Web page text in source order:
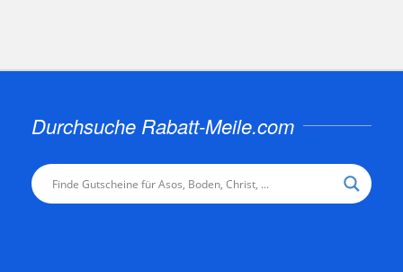
Durchsuche Rabatt-Meile.com